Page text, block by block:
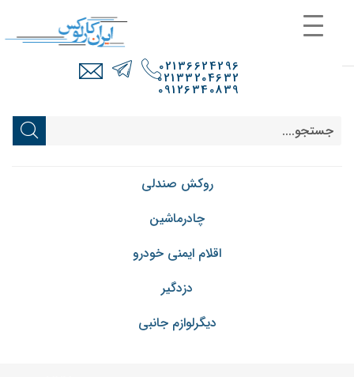
روکش صندلی
چادرماشین
اقلام ایمنی خودرو
دزدگیر
دیگرلوازم جانبی
02136624296
02133204632
09126340839